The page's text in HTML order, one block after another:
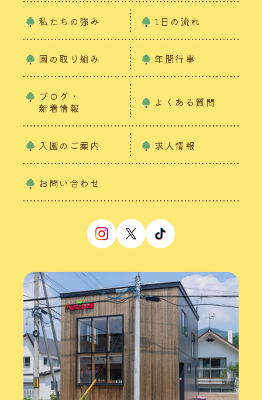
私たちの強み 1日の流れ
園の取り組み 年間行事
ブログ・
新着情報
よくある質問
入園のご案内 求人情報
お問い合わせ